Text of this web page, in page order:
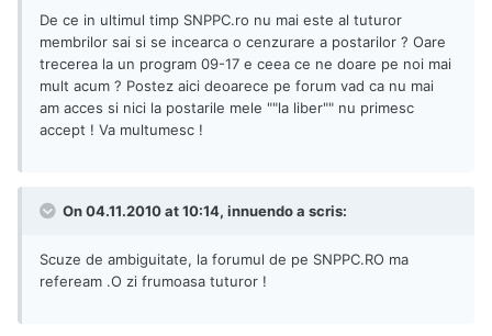
De ce in ultimul timp SNPPC.ro nu mai este al tuturor
membrilor sai si se incearca o cenzurare a postarilor ? Oare
trecerea la un program 09-17 e ceea ce ne doare pe noi mai
mult acum ? Postez aici deoarece pe forum vad ca nu mai
am acces si nici la postarile mele ""la liber"" nu primesc
accept ! Va multumesc !
On 04.11.2010 at 10:14, innuendo a scris:
Scuze de ambiguitate, la forumul de pe SNPPC.RO ma
refeream .O zi frumoasa tuturor !